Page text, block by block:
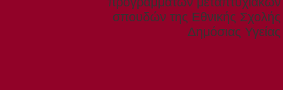
σπουδών της Εθνικής Σχολής
Δημόσιας Υγείας